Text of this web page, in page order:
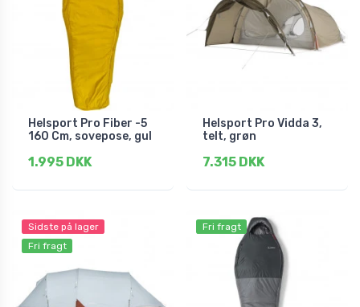
Helsport Pro Fiber -5
160 Cm, sovepose, gul
1.995 DKK
Helsport Pro Vidda 3,
telt, grøn
7.315 DKK
Sidste på lager
Fri fragt
Fri fragt